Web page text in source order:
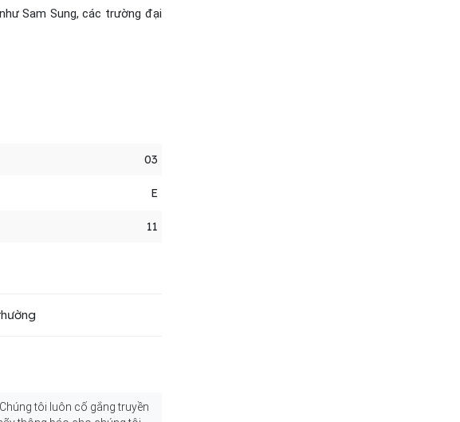
Sam Sung, các trường đại
03
E
11
tôi luôn cố gắng truyền